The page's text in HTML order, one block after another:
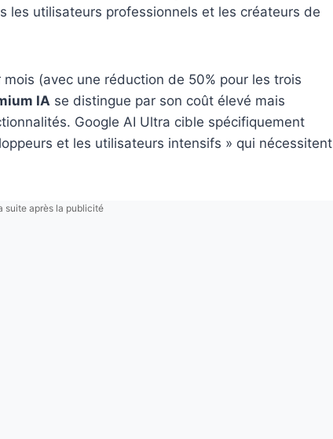
les utilisateurs professionnels et les créateurs de
(avec une réduction de 50% pour les trois
IA se distingue par son coût élevé mais
Google AI Ultra cible spécifiquement
et les utilisateurs intensifs » qui nécessitent
suite après la publicité